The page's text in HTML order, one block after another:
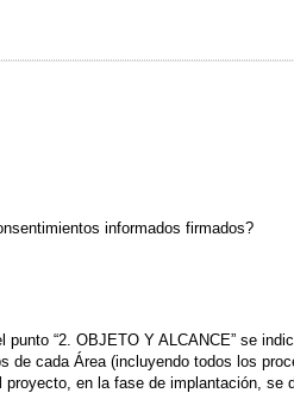
informados firmados?
“2. OBJETO Y ALCANCE” se
de cada Área (incluyendo todos los
en la fase de implantación,